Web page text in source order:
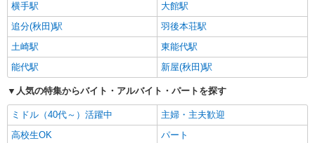
横手駅
大館駅
追分(秋田)駅
羽後本荘駅
土崎駅
東能代駅
能代駅
新屋(秋田)駅
人気の特集からバイト・アルバイト・パートを探す
ミドル（40代～）活躍中
主婦・主夫歓迎
高校生OK
パート